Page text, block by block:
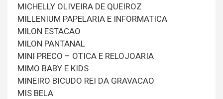
MICHELLY OLIVEIRA DE QUEIROZ
MILLENIUM PAPELARIA E INFORMATICA
MILON ESTACAO
MILON PANTANAL
MINI PRECO – OTICA E RELOJOARIA
MIMO BABY E KIDS
MINEIRO BICUDO REI DA GRAVACAO
MIS BELA